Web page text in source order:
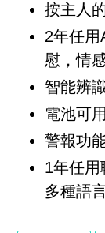
按主人
2年任用
慰，情
智能辨
電池可
警報功
1年任
多種語